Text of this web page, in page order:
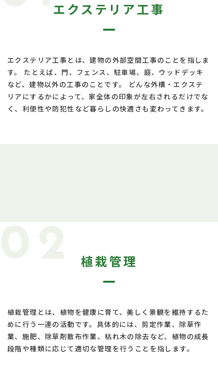
エクステリア工事
エクステリア工事とは、建物の外部空間工事のことを指しま
す。 たとえば、門、フェンス、駐車場、庭、ウッドデッキ
など、建物以外の工事のことです。 どんな外構・エクステ
リアにするかによって、家全体の印象が左右されるだけでな
く、利便性や防犯性など暮らしの快適さも変わってきます。
植栽管理
植栽管理とは、植物を健康に育て、美しく景観を維持するた
めに行う一連の活動です。具体的には、剪定作業、除草作
業、施肥、除草剤散布作業、枯れ木の除去など、植物の成長
段階や種類に応じて適切な管理を行うことを指します。